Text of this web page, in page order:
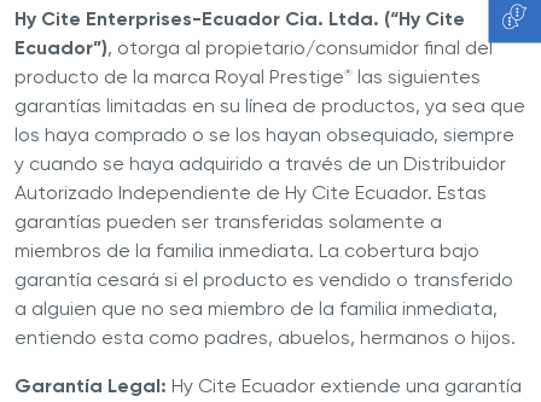
Hy Cite Enterprises-Ecuador Cia. Ltda. (“Hy Cite
Ecuador”), otorga al propietario/consumidor final del
producto de la marca Royal Prestige® las siguientes
garantías limitadas en su línea de productos, ya sea que
los haya comprado o se los hayan obsequiado, siempre
y cuando se haya adquirido a través de un Distribuidor
Autorizado Independiente de Hy Cite Ecuador. Estas
garantías pueden ser transferidas solamente a
miembros de la familia inmediata. La cobertura bajo
garantía cesará si el producto es vendido o transferido
a alguien que no sea miembro de la familia inmediata,
entiendo esta como padres, abuelos, hermanos o hijos.
Garantía Legal: Hy Cite Ecuador extiende una garantía